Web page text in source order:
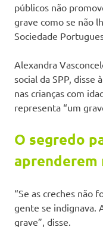
públicos não
grave como se não
Sociedade
Alexandra
social da SPP, disse
nas crianças com
representa “um
O segredo
aprenderem
“Se as creches não
gente se indignava.
grave”, disse.